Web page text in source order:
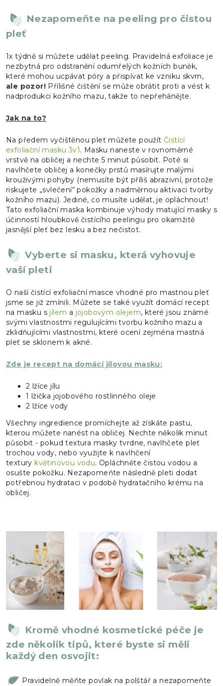
Nezapomeňte na peeling pro čistou
pleť
1x týdně si můžete udělat peeling. Pravidelná exfoliace je
nezbytná pro odstranění odumřelých kožních buněk,
které mohou ucpávat póry a přispívat ke vzniku skvrn,
ale pozor! Přílišné čištění se může obrátit proti a vést k
nadprodukci kožního mazu, takže to nepřehánějte.
Jak na to?
Na předem vyčištěnou pleť můžete použít Čistící
exfoliační masku 3v1. Masku naneste v rovnoměrné
vrstvě na obličej a nechte 5 minut působit. Poté si
navlhčete obličej a konečky prstů masírujte malými
krouživými pohyby (nemusíte být příliš abrazivní, protože
riskujete „svlečení“ pokožky a nadměrnou aktivaci tvorby
kožního mazu). Jediné, co musíte udělat, je opláchnout!
Tato exfoliační maska ​​kombinuje výhody matující masky s
účinností hloubkově čistícího peelingu pro okamžitě
jasnější pleť bez lesku a bez nečistot.
Vyberte si masku, která vyhovuje
vaší pleti
O naší čistící exfoliační masce vhodné pro mastnou pleť
jsme se již zmínili. Můžete se také využít domácí recept
na masku s jílem a jojobovým olejem, které jsou známé
svými vlastnostmi regulujícími tvorbu kožního mazu a
zklidňujícími vlastnostmi, které ocení zejména mastná
pleť se sklonem k akné.
Zde je recept na domácí jílovou masku:
2 lžíce jílu
1 lžička jojobového rostlinného oleje
2 lžíce vody
Všechny ingredience promíchejte až získáte pastu,
kterou můžete nanést na obličej. Nechte několik minut
působit - pokud textura masky tvrdne, navlhčete pleť
trochou vody, nebo využijte k navlhčení
textury květinovou vodu. Opláchněte čistou vodou a
osušte pokožku. Nezapomeňte následně pleti dodat
potřebnou hydrataci v podobě hydratačního krému na
obličej.
Kromě vhodné kosmetické péče je
zde několik tipů, které byste si měli
každý den osvojit:
Pravidelně měňte povlak na polštář a nezapomeňte